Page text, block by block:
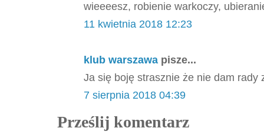
wieeeesz, robienie warkoczy,
11 kwietnia 2018 12:23
klub warszawa pisze...
Ja się boję strasznie że nie dam rady
7 sierpnia 2018 04:39
Prześlij komentarz